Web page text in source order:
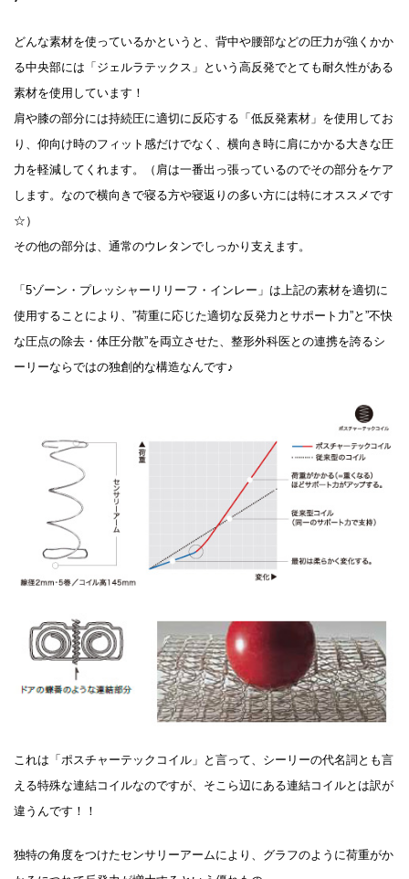
どんな素材を使っているかというと、背中や腰部などの圧力が強くかか
る中央部には「ジェルラテックス」という高反発でとても耐久性がある
素材を使用しています！
肩や膝の部分には持続圧に適切に反応する「低反発素材」を使用してお
り、仰向け時のフィット感だけでなく、横向き時に肩にかかる大きな圧
力を軽減してくれます。（肩は一番出っ張っているのでその部分をケア
します。なので横向きで寝る方や寝返りの多い方には特にオススメです
☆）
その他の部分は、通常のウレタンでしっかり支えます。
「5ゾーン・プレッシャーリリーフ・インレー」は上記の素材を適切に
使用することにより、”荷重に応じた適切な反発力とサポート力”と”不快
な圧点の除去・体圧分散”を両立させた、整形外科医との連携を誇るシ
ーリーならではの独創的な構造なんです♪
これは「ポスチャーテックコイル」と言って、シーリーの代名詞とも言
える特殊な連結コイルなのですが、そこら辺にある連結コイルとは訳が
違うんです！！
独特の角度をつけたセンサリーアームにより、グラフのように荷重がか